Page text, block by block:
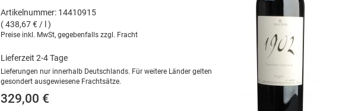
Artikelnummer: 14410915
( 438,67 € / l )
Preise inkl. MwSt, gegebenfalls zzgl. Fracht
Lieferzeit 2-4 Tage
Lieferungen nur innerhalb Deutschlands. Für weitere Länder gelten
gesondert ausgewiesene Frachtsätze.
329,00 €